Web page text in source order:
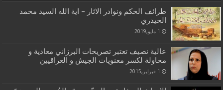
طرائف الحكم ونوادر الاثار – اية الله السيد محمد
الحيدري
1 مايو,2019
عالية نصيف تعتبر تصريحات البرزاني معادية و
محاولة لكسر معنويات الجيش و العراقيين
1 فبراير,2015